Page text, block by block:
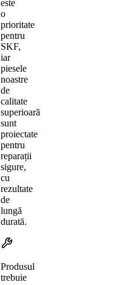
este
o
prioritate
pentru
SKF,
iar
piesele
noastre
de
calitate
superioară
sunt
proiectate
pentru
reparații
sigure,
cu
rezultate
de
lungă
durată.
Produsul
trebuie